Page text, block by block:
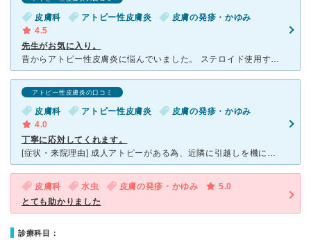
皮膚科 アトピー性皮膚炎
皮膚の発疹・かゆみ
4.5
先生がお気に入り。
昔からアトピー性皮膚炎に悩んでいました。 ステロイド使用するのもあまり好きではなかったので、ここの先生は着る服や下着の生地の種類についてや、食生活などの日常生活までしっかり注意してくださり、サバサバ
アトピー性皮膚炎の口コミ
皮膚科 アトピー性皮膚炎
皮膚の発疹・かゆみ
4.0
丁寧に応対してくれます。
[症状・来院理由] 成人アトピーがある為、近隣に引越しを機に受診しました。 [医師の診断・治療法] アトピー性皮膚炎。かかった時は症状が強く出ていたので、そこは薬で少し落ち着かせ、改善に従っ
皮膚科 水虫 皮膚の発疹・かゆみ
5.0
とても助かりました
診療科目：